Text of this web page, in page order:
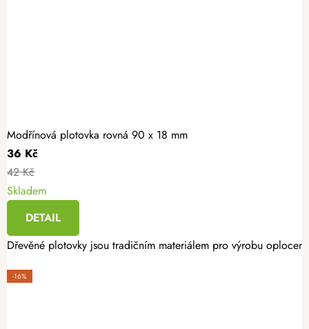
Modřínová plotovka rovná 90 x 18 mm
36 Kč
42 Kč
Skladem
DETAIL
Dřevěné plotovky jsou tradičním materiálem pro výrobu
-16%